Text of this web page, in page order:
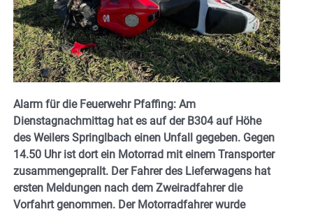
Alarm für die Feuerwehr Pfaffing: Am
Dienstagnachmittag hat es auf der B304 auf Höhe
des Weilers Springlbach einen Unfall gegeben. Gegen
14.50 Uhr ist dort ein Motorrad mit einem Transporter
zusammengeprallt. Der Fahrer des Lieferwagens hat
ersten Meldungen nach dem Zweiradfahrer die
Vorfahrt genommen. Der Motorradfahrer wurde